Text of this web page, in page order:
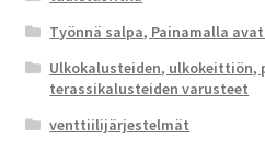
Työnnä salpa, Painamalla
Ulkokalusteiden, ulkokeittiön,
terassikalusteiden varusteet
venttiilijärjestelmät